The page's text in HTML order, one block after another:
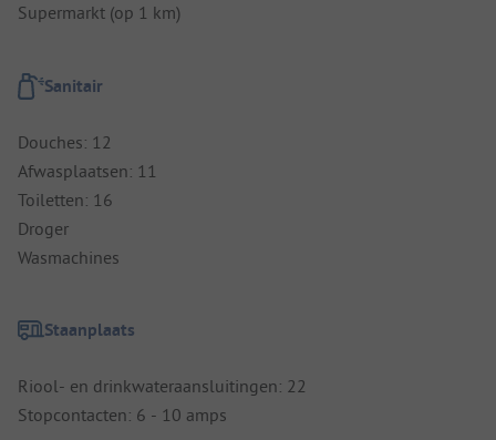
Supermarkt (op 1 km)
Sanitair
Douches: 12
Afwasplaatsen: 11
Toiletten: 16
Droger
Wasmachines
Staanplaats
Riool- en drinkwateraansluitingen: 22
Stopcontacten: 6 - 10 amps